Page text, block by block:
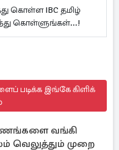
கொள்ள IBC தமிழ்
கொள்ளுங்கள்...!
படிக்க இங்கே கிளிக்
வங்கி
வெலுத்தும் முறை